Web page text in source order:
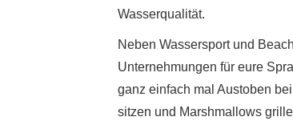
Wasserqualität.
Neben Wassersport und
Unternehmungen für eure
ganz einfach mal Austoben
sitzen und Marshmallows